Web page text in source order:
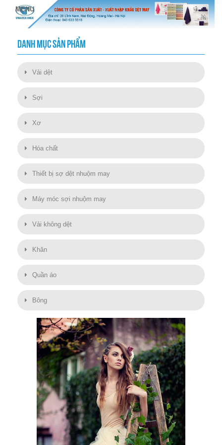
DANH MỤC SẢN PHẨM
Vải dệt
Sợi
Xơ
Hóa chất
Thiết bị sợ dệt nhuộm may
Máy móc sợi nhuộm may
Vải không dệt
Khăn
Quần áo
Bông